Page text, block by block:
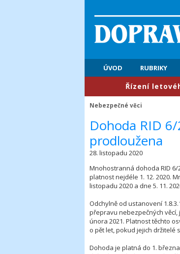
ÚVOD RUBRIKY
​Řízení letového
Nebezpečné věci
Dohoda RID
prodloužena
28. listopadu 2020
Mnohostranná dohoda RID 6/
platnost nejdéle 1. 12. 2020.
listopadu 2020 a dne 5. 11.
Odchylně od ustanovení
přepravu nebezpečných věcí,
února 2021. Platnost těchto
o pět let, pokud jejich držitelé
Dohoda je platná do 1.